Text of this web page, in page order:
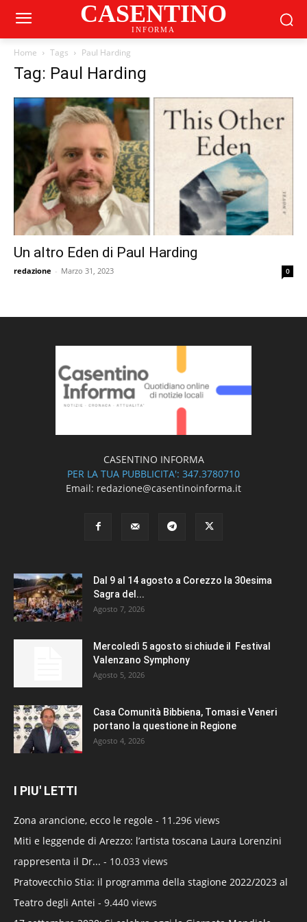
CASENTINO
INFORMA
Home Tags Paul Harding
Tag: Paul Harding
Un altro Eden di Paul Harding
redazione - Marzo 31, 2023 0
CASENTINO INFORMA
PER LA TUA PUBBLICITA': 347.3780710
Email: redazione@casentinoinforma.it
Dal 9 al 14 agosto a Corezzo la 30esima
Sagra del...
Agosto 7, 2026
Mercoledì 5 agosto si chiude il Festival
Valenzano Symphony
Agosto 5, 2026
Casa Comunità Bibbiena, Tomasi e Veneri
portano la questione in Regione
Agosto 4, 2026
I PIU' LETTI
Zona arancione, ecco le regole - 11.296 views
Miti e leggende di Arezzo: l’artista toscana Laura Lorenzini
rappresenta il Dr... - 10.033 views
Pratovecchio Stia: il programma della stagione 2022/2023 al
Teatro degli Antei - 9.440 views